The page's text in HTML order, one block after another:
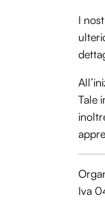
I
Tale
Iva